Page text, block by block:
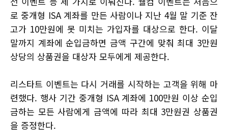
로 중개형 ISA 계좌를 만든 사람이나 지난 4월 말 기준 잔
고가 10만원에 못 미치는 가입자를 대상으로 한다. 이달
말까지 계좌에 순입금하면 금액 구간에 맞춰 최대 3만원
상당의 상품권을 대상자 모두에게 제공한다.
리스타트 이벤트는 다시 거래를 시작하는 고객을 위해 마
련했다. 행사 기간 중개형 ISA 계좌에 100만원 이상 순입
금하는 모든 사람에게 금액에 따라 최대 3만원권 상품권
을 증정한다.